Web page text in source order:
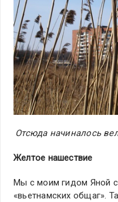
Отсюда начиналось
Желтое нашествие
Мы с моим гидом Яной
«вьетнамских общаг».